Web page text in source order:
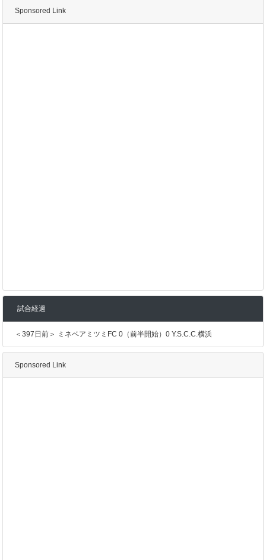
Sponsored Link
試合経過
＜397日前＞ ミネベアミツミFC 0（前半開始）0 Y.S.C.C.横浜
Sponsored Link